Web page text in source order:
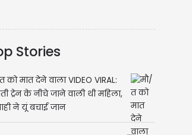
Stories
को मात देने वाला VIDEO VIRAL:
ट्रेन के नीचे जाने वाली थी महिला,
ने यूं बचाई जान